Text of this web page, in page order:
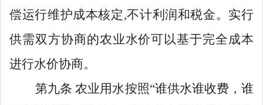
偿运行维护成本核定,不计利润和税金。 实行
供需双方协商的农业水价可以基于完全成本
进行水价协商。
第九条 农业用水按照“谁供水谁收费，谁